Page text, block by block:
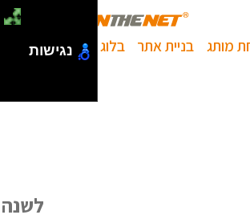
מותג בניית אתר בלוג
לשנה
נגישות